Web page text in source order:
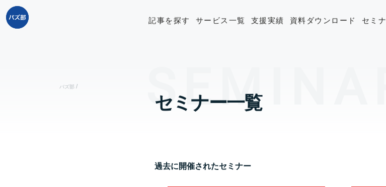
記事を探す サービス一覧 支援実績 資料ダウンロード セミ
バズ部 /
セミナー一覧
過去に開催されたセミナー